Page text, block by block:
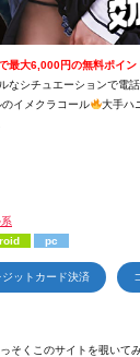
最大6,000円の無料ポイン
なシチュエーションで電
イメクラコール
大手ハ
pc
ジットカード決済
そくこのサイトを覗いて